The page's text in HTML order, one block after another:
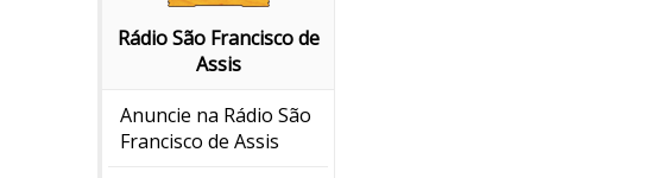
Rádio São Francisco de
Assis
Anuncie na Rádio São
Francisco de Assis